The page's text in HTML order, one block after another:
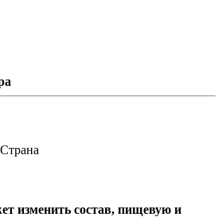
Страна
изменить состав, пищевую и